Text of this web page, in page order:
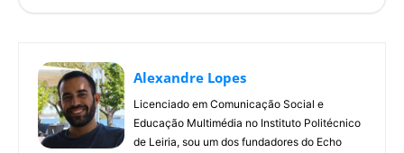
Alexandre Lopes
Licenciado em Comunicação Social e
Educação Multimédia no Instituto Politécnico
de Leiria, sou um dos fundadores do Echo